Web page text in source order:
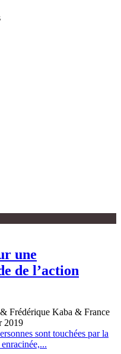
une
de l’action
Frédérique Kaba & France
2019
sont touchées par la